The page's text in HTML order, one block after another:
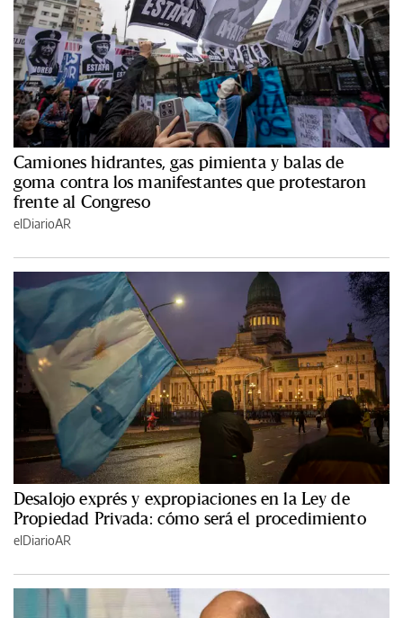
Camiones hidrantes, gas pimienta y balas de
goma contra los manifestantes que protestaron
frente al Congreso
elDiarioAR
Desalojo exprés y expropiaciones en la Ley de
Propiedad Privada: cómo será el procedimiento
elDiarioAR